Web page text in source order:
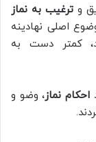
و ترغیب به نماز
اصلی نهادینه
کمتر دست به
احکام نماز، وضو و